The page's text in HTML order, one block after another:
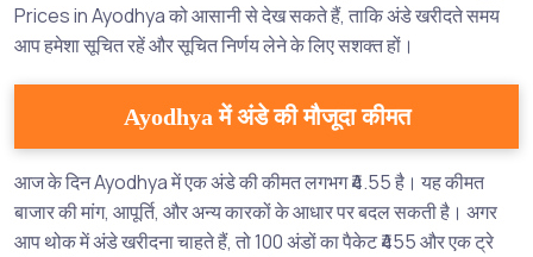
Prices in Ayodhya को आसानी से देख सकते हैं, ताकि अंडे खरीदते समय
आप हमेशा सूचित रहें और सूचित निर्णय लेने के लिए सशक्त हों।
Ayodhya में अंडे की मौजूदा कीमत
आज के दिन Ayodhya में एक अंडे की कीमत लगभग ₹4.55 है। यह कीमत
बाजार की मांग, आपूर्ति, और अन्य कारकों के आधार पर बदल सकती है। अगर
आप थोक में अंडे खरीदना चाहते हैं, तो 100 अंडों का पैकेट ₹455 और एक ट्रे